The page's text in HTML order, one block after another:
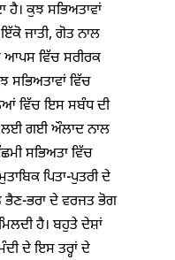
ਹੈ। ਕੁਝ ਸਭਿਅਤਾਵਾਂ
ਜਾਤੀ, ਗੋਤ ਨਾਲ
ਆਪਸ ਵਿੱਚ ਸਰੀਰਕ
ਵਿੱਚ
ਵਿੱਚ ਇਸ ਸਬੰਧ ਦੀ
ਗਈ ਔਲਾਦ ਨਾਲ
ਸਭਿਅਤਾ ਵਿੱਚ
ਪਿਤਾ-ਪੁਤਰੀ ਦੇ
ਭੈਣ-ਭਰਾ ਦੇ ਵਰਜਤ ਭੋਗ
ਹੈ। ਬਹੁਤੇ ਦੇਸ਼ਾਂ
ਦੇ ਇਸ ਤਰ੍ਹਾਂ ਦੇ